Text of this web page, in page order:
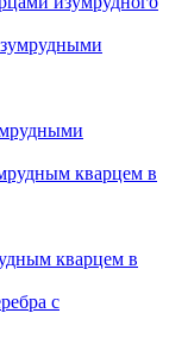
кварцем в